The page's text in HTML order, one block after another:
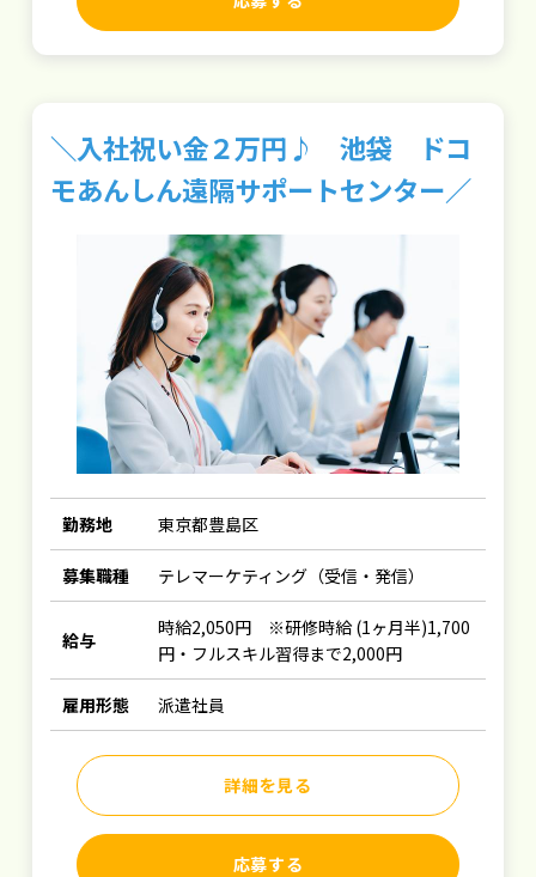
＼入社祝い金２万円♪ 池袋 ドコ
モあんしん遠隔サポートセンター／
勤務地 東京都豊島区
募集職種 テレマーケティング（受信・発信）
給与
時給2,050円 ※研修時給 (1ヶ月半)1,700
円・フルスキル習得まで2,000円
雇用形態 派遣社員
詳細を見る
応募する